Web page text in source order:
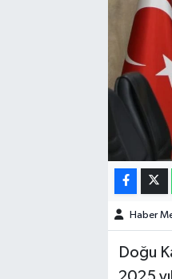
Haber
Doğu
Osmancık